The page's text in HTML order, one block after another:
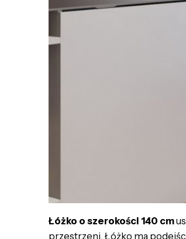
Łóżko o szerokości 140 cm
przestrzeni. Łóżko ma